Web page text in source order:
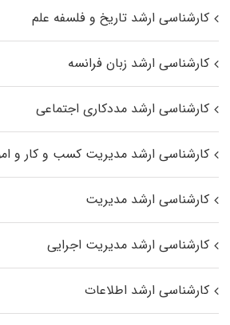
کارشناسی ارشد تاریخ و فلسفه علم
کارشناسی ارشد زبان فرانسه
کارشناسی ارشد مددکاری اجتماعی
کارشناسی ارشد مدیریت کسب و کار و
کارشناسی ارشد مدیریت
کارشناسی ارشد مدیریت اجرایی
کارشناسی ارشد اطلاعات